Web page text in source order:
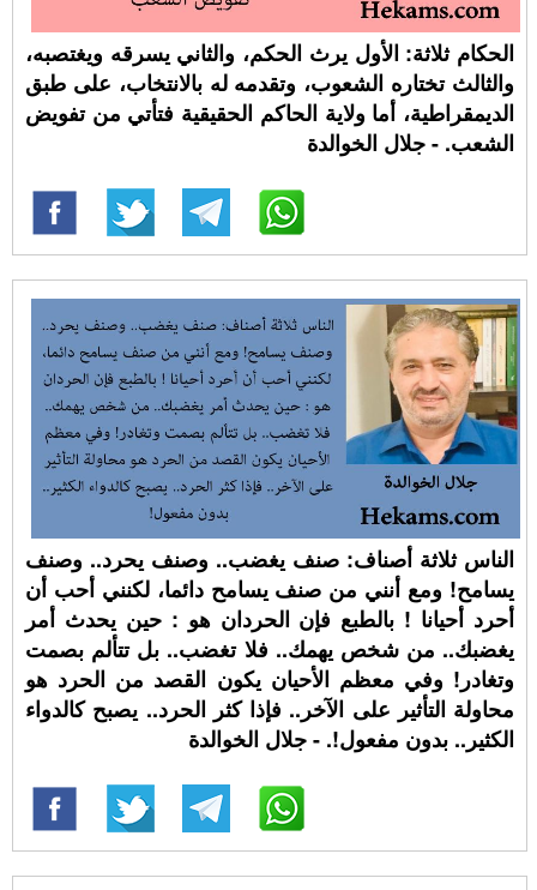
الحكام ثلاثة: الأول يرث الحكم، والثاني يسرقه ويغتصبه،
والثالث تختاره الشعوب، وتقدمه له بالانتخاب، على طبق
الديمقراطية، أما ولاية الحاكم الحقيقية فتأتي من تفويض
الشعب. - جلال الخوالدة
الناس ثلاثة أصناف: صنف يغضب.. وصنف يحرد.. وصنف
يسامح! ومع أنني من صنف يسامح دائما، لكنني أحب أن
أحرد أحيانا ! بالطبع فإن الحردان هو : حين يحدث أمر
يغضبك.. من شخص يهمك.. فلا تغضب.. بل تتألم بصمت
وتغادر! وفي معظم الأحيان يكون القصد من الحرد هو
محاولة التأثير على الآخر.. فإذا كثر الحرد.. يصبح كالدواء
الكثير.. بدون مفعول!. - جلال الخوالدة